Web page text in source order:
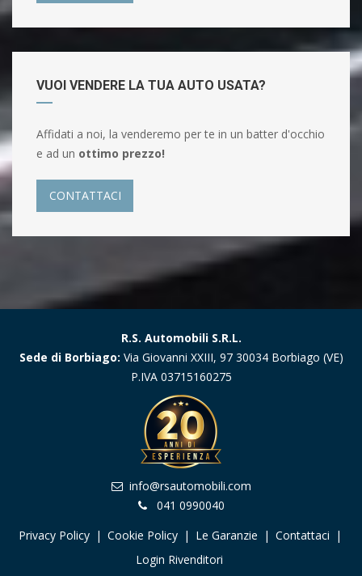
VUOI VENDERE LA TUA AUTO USATA?
Affidati a noi, la venderemo per te in un batter d'occhio
e ad un ottimo prezzo!
CONTATTACI
R.S. Automobili S.R.L.
Sede di Borbiago: Via Giovanni XXIII, 97 30034 Borbiago (VE)
P.IVA 03715160275
info@rsautomobili.com
041 0990040
Privacy Policy | Cookie Policy | Le Garanzie | Contattaci |
Login Rivenditori